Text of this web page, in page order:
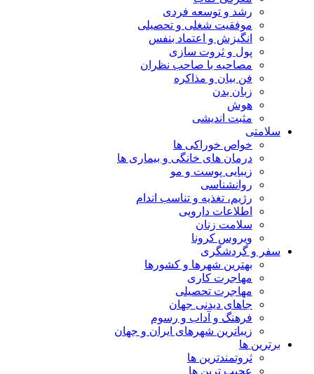
رشد و توسعه فردی
موفقیت شغلی و تحصیلی
انگیزش و اعتماد بنفس
پول و ثروت سازی
مصاحبه با صاحب نظران
فن بیان و مذاکره
زبان بدن
هوش
مثبت اندیشی
سلامتی
خواص خوراکی ها
درمان های خانگی و بیماری ها
زیبایی پوست و مو
روانشناسی
رژیم، تغذیه و تناسب اندام
اطلاعات دارویی
سلامت زنان
ویروس کرونا
سفر و گردشگری
بهترین شهرها و کشورها
مهاجرت کاری
مهاجرت تحصیلی
جاهای دیدنی جهان
فرهنگ و آداب و رسوم
زیباترین شهرهای ایران و جهان
برترین ها
ثروتمندترین ها
عجیب ترین ها